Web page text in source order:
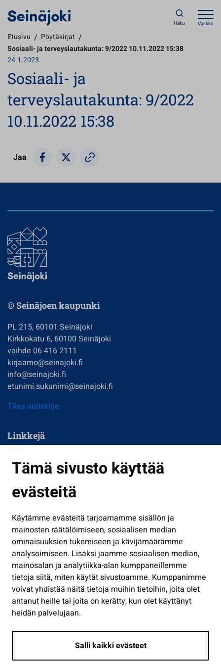
Tämä sivusto käyttää
evästeitä
Käytämme evästeitä tarjoamamme sisällön ja
mainosten räätälöimiseen, sosiaalisen median
ominaisuuksien tukemiseen ja kävijämäärämme
analysoimiseen. Lisäksi jaamme sosiaalisen median,
mainosalan ja analytiikka-alan kumppaneillemme
tietoja siitä, miten käytät sivustoamme. Kumppanimme
voivat yhdistää näitä tietoja muihin tietoihin, joita olet
antanut heille tai joita on kerätty, kun olet käyttänyt
heidän palvelujaan.
Salli kaikki evästeet
Haku Valikko
Etusivu / Pöytäkirjat /
Sosiaali- ja terveyslautakunta: 9/2022 10.11.2022 15:38
24.1.2023
Sosiaali- ja
terveyslautakunta: 9/2022
10.11.2022 15:38
Jaa
© Seinäjoen kaupunki
PL 215, 60101 Seinäjoki
Kirkkokatu 6, 60100 Seinäjoki
vaihde 06 416 2111
kirjaamo@seinajoki.fi
info@seinajoki.fi
etunimi.sukunimi@seinajoki.fi
Tilaa uutiskirje
Linkkejä
Kasvatus ja opetus
Kulttuuri ja liikunta
Työ ja yrittäminen
Osallistu ja asioi
Näytä omat evästeasetukseni
Seuraa meitä